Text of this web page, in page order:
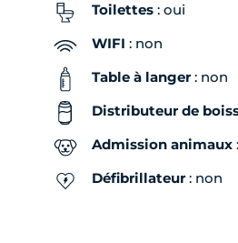
Toilettes: oui
WIFI : non
Table à langer: non
Distributeur de
Admission animaux
Défibrillateur: non